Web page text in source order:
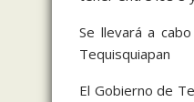
Se llevará a
Tequisquiapan
El Gobierno de